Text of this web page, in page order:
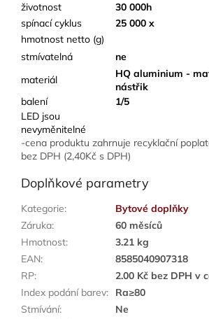
životnost
30 000h
spínací cyklus
25 000 x
hmotnost netto (g)
stmívatelná
ne
materiál
HQ aluminium -
nástřik
balení
1/5
LED jsou
nevyměnitelné
-cena produktu zahrnuje recyklační
bez DPH (2,40Kč s DPH)
Doplňkové parametry
Kategorie:
Bytové doplňky
Záruka:
60 měsíců
Hmotnost:
3.21 kg
EAN:
8585040907318
RP:
2.00 Kč bez DPH v
Index podání barev:
Ra≥80
Stmívání:
Ne